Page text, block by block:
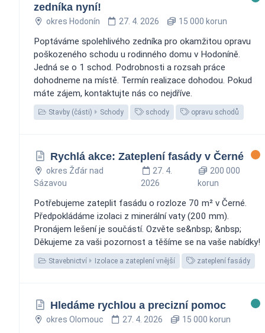
zedníka nyní!
okres Hodonín 27. 4. 2026 15 000 korun
Poptáváme spolehlivého zedníka pro okamžitou opravu
poškozeného schodu u rodinného domu v Hodoníně.
Jedná se o 1 schod. Podrobnosti a rozsah práce
dohodneme na místě. Termín realizace dohodou. Pokud
máte zájem, kontaktujte nás co nejdříve.
Stavby (části) Schody schody opravu schodů
Rychlá akce: Zateplení fasády v Černé
okres Žďár nad
Sázavou
27. 4.
2026
200 000
korun
Potřebujeme zateplit fasádu o rozloze 70 m² v Černé.
Předpokládáme izolaci z minerální vaty (200 mm).
Pronájem lešení je součástí. Ozvěte se&nbsp; &nbsp;
Děkujeme za vaši pozornost a těšíme se na vaše nabídky!
Stavebnictví Izolace a zateplení vnější zateplení fasády
Hledáme rychlou a precizní pomoc ️
okres Olomouc 27. 4. 2026 15 000 korun